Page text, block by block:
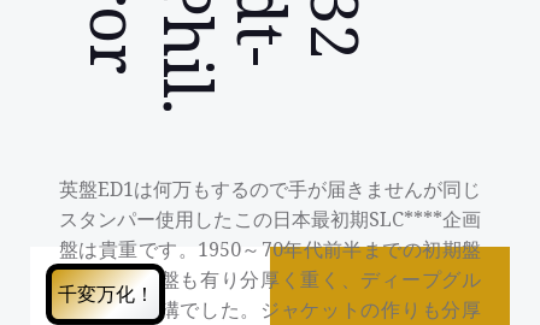
英盤ED1は何万もするので手が届きませんが同じ
スタンパー使用したこの日本最初期SLC****企画
盤は貴重です。1950～70年代前半までの初期盤
はフラット盤も有り分厚く重く、ディープグル
ーブとか深溝でした。ジャケットの作りも分厚
千変万化！